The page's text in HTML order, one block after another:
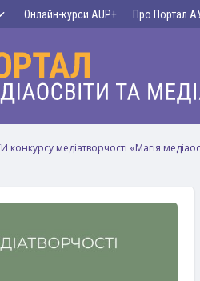
Онлайн-курси AUP+ Про Портал
медіатворчості «Магія